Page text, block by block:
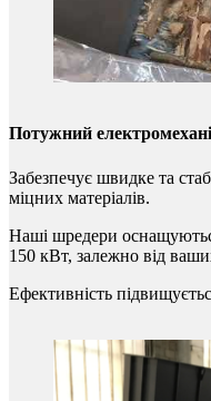
Потужний
Забезпечує швидке та
міцних матеріалів.
Наші шредери
150 кВт, залежно від
Ефективність